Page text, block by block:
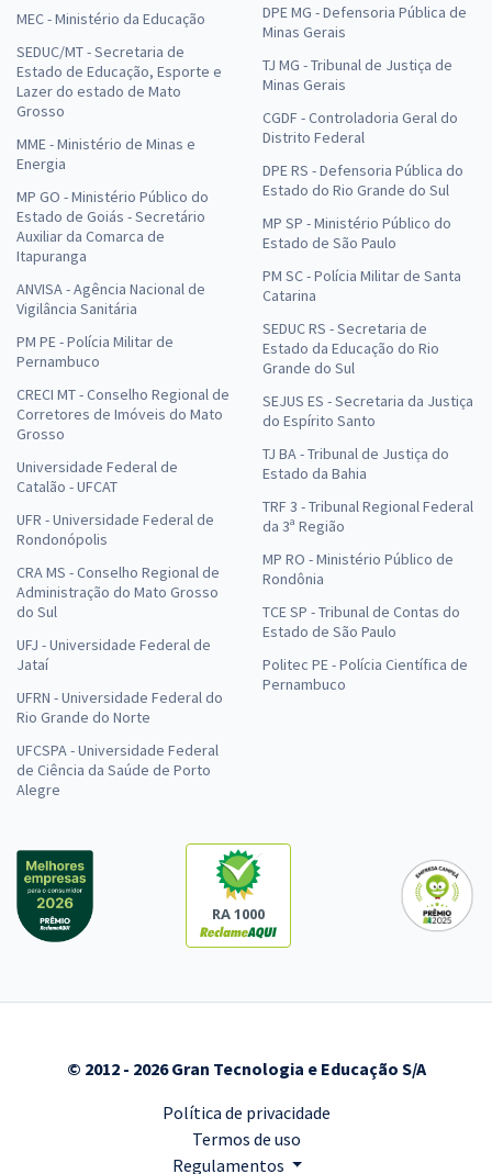
MEC - Ministério da Educação
SEDUC/MT - Secretaria de
Estado de Educação, Esporte e
Lazer do estado de Mato
Grosso
MME - Ministério de Minas e
Energia
MP GO - Ministério Público do
Estado de Goiás - Secretário
Auxiliar da Comarca de
Itapuranga
ANVISA - Agência Nacional de
Vigilância Sanitária
PM PE - Polícia Militar de
Pernambuco
CRECI MT - Conselho Regional de
Corretores de Imóveis do Mato
Grosso
Universidade Federal de
Catalão - UFCAT
UFR - Universidade Federal de
Rondonópolis
CRA MS - Conselho Regional de
Administração do Mato Grosso
do Sul
UFJ - Universidade Federal de
Jataí
UFRN - Universidade Federal do
Rio Grande do Norte
UFCSPA - Universidade Federal
de Ciência da Saúde de Porto
Alegre
DPE MG - Defensoria Pública de
Minas Gerais
TJ MG - Tribunal de Justiça de
Minas Gerais
CGDF - Controladoria Geral do
Distrito Federal
DPE RS - Defensoria Pública do
Estado do Rio Grande do Sul
MP SP - Ministério Público do
Estado de São Paulo
PM SC - Polícia Militar de Santa
Catarina
SEDUC RS - Secretaria de
Estado da Educação do Rio
Grande do Sul
SEJUS ES - Secretaria da Justiça
do Espírito Santo
TJ BA - Tribunal de Justiça do
Estado da Bahia
TRF 3 - Tribunal Regional Federal
da 3ª Região
MP RO - Ministério Público de
Rondônia
TCE SP - Tribunal de Contas do
Estado de São Paulo
Politec PE - Polícia Científica de
Pernambuco
RA 1000
© 2012 - 2026 Gran Tecnologia e Educação S/A
Política de privacidade
Termos de uso
Regulamentos